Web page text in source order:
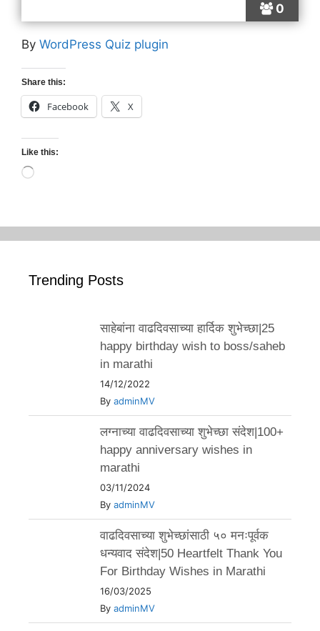
0
By WordPress Quiz plugin
Share this:
Facebook X
Like this:
Loading…
Trending Posts
साहेबांना वाढदिवसाच्या हार्दिक शुभेच्छा|25
happy birthday wish to boss/saheb
in marathi
14/12/2022
By adminMV
लग्नाच्या वाढदिवसाच्या शुभेच्छा संदेश|100+
happy anniversary wishes in
marathi
03/11/2024
By adminMV
वाढदिवसाच्या शुभेच्छांसाठी ५० मनःपूर्वक
धन्यवाद संदेश|50 Heartfelt Thank You
For Birthday Wishes in Marathi
16/03/2025
By adminMV